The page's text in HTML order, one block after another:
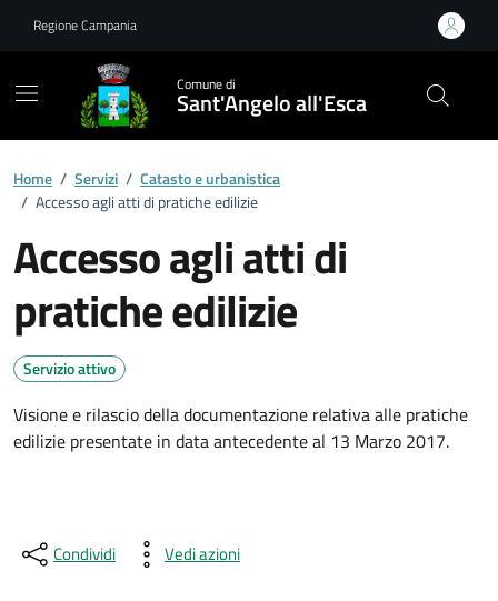
Regione Campania
Comune di
Sant'Angelo all'Esca
Home / Servizi / Catasto e urbanistica
/ Accesso agli atti di pratiche edilizie
Accesso agli atti di
pratiche edilizie
Servizio attivo
Visione e rilascio della documentazione relativa alle pratiche
edilizie presentate in data antecedente al 13 Marzo 2017.
Condividi Vedi azioni